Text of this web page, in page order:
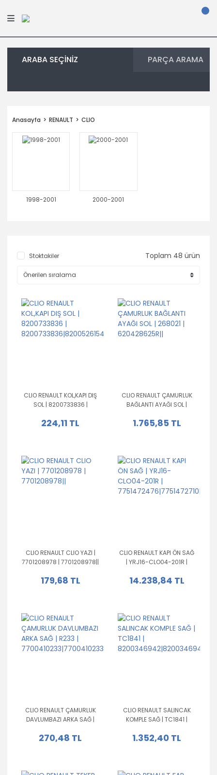
ARABA SEÇİNİZ PARÇA ARAMA
Anasayfa RENAULT CLIO
1998-2001 2000-2001
Stoktakiler Toplam 48 ürün
CLIO RENAULT KOL,KAPI DIŞ
SOL | 8200733836 |
224,11 TL
CLIO RENAULT ÇAMURLUK
BAĞLANTI AYAĞI SOL |
1.765,85 TL
CLIO RENAULT CLIO YAZI |
7701208978 | 7701208978||
179,68 TL
CLIO RENAULT KAPI ÖN SAĞ
| YRJ16-CLO04-201R |
14.238,84 TL
CLIO RENAULT ÇAMURLUK
DAVLUMBAZI ARKA SAĞ |
7700410233|7700410233|
270,48 TL
CLIO RENAULT SALINCAK
KOMPLE SAĞ | TC1841 |
1.352,40 TL